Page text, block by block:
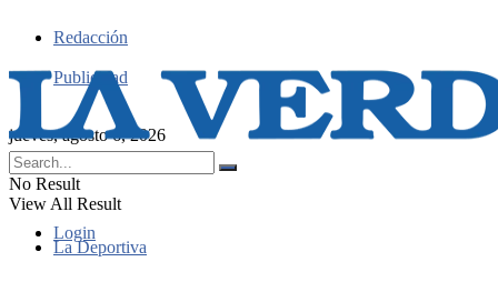
Redacción
Publicidad
jueves, agosto 6, 2026
Login
No Result
View All Result
La Deportiva